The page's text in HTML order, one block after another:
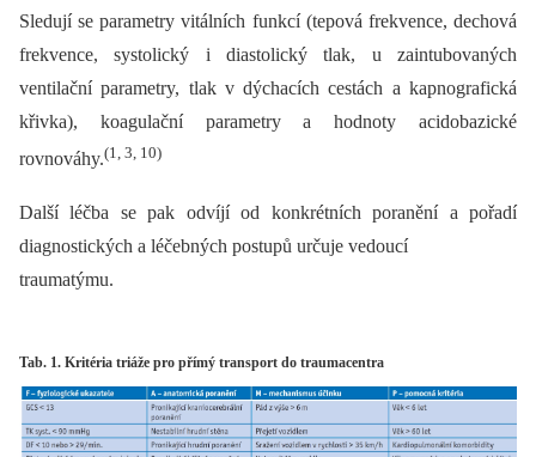
Sledují se parametry vitálních funkcí (tepová frekvence, dechová
frekvence, systolický i diastolický tlak, u zaintubovaných
ventilační parametry, tlak v dýchacích cestách a kapnografická
křivka), koagulační parametry a hodnoty acidobazické
rovnováhy.(1, 3, 10)
Další léčba se pak odvíjí od konkrétních poranění a pořadí
diagnostických a léčebných postupů určuje vedoucí
traumatýmu.
Tab. 1. Kritéria triáže pro přímý transport do traumacentra